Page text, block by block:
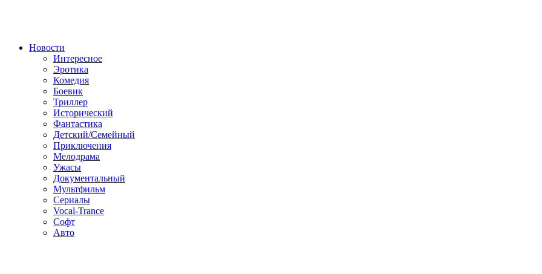
Новости
Интересное
Эротика
Комедия
Боевик
Триллер
Исторический
Фантастика
Детский/Семейный
Приключения
Мелодрама
Ужасы
Документальный
Мультфильм
Сериалы
Vocal-Trance
Софт
Авто